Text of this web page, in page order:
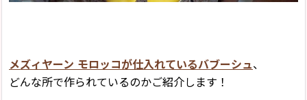
メズィヤーン モロッコが仕入れているバブーシュ、
どんな所で作られているのかご紹介します！